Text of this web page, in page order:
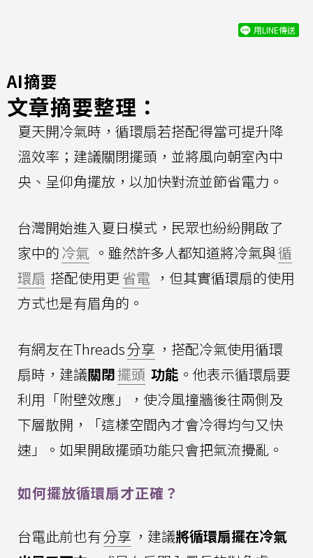
用LINE傳送
AI摘要
文章摘要整理：
夏天開冷氣時，循環扇若搭配得當可提升降
溫效率；建議關閉擺頭，並將風向朝室內中
央、呈仰角擺放，以加快對流並節省電力。
台灣開始進入夏日模式，民眾也紛紛開啟了
家中的冷氣 。雖然許多人都知道將冷氣與循
環扇 搭配使用更 省電 ，但其實循環扇的使用
方式也是有眉角的。
有網友在Threads分享 ，搭配冷氣使用循環
扇時，建議關閉擺頭 功能 。他表示循環扇要
利用「附壁效應」，使冷風撞牆後往兩側及
下層散開，「這樣空間內才會冷得均勻又快
速」。如果開啟擺頭功能只會把氣流攪亂。
如何擺放循環扇才正確？
台電此前也有分享 ，建議將循環扇擺在冷氣